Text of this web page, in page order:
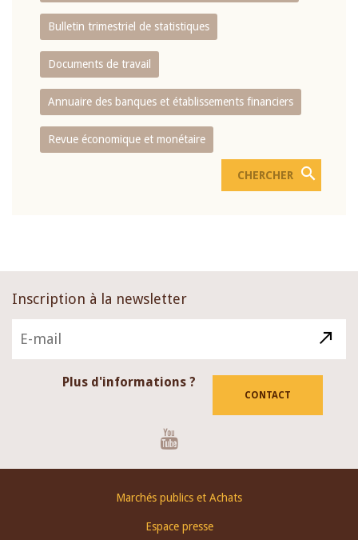
Bulletin trimestriel de statistiques
Documents de travail
Annuaire des banques et établissements financiers
Revue économique et monétaire
Inscription à la newsletter
Plus d'informations ?
CONTACT
Marchés publics et Achats
Espace presse